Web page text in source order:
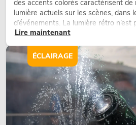
des accents colorés caractérisent de
lumière actuels sur les scènes, dans
d’événements. La lumière rétro
nostalgique, mais un outil de
scènes et peut rendre les
émotionnelles.
Lire maintenant
ÉCLAIRAGE